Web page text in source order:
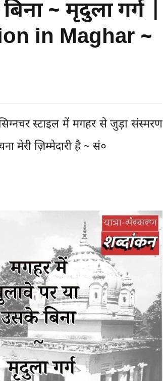
~ मृदुला गर्ग |
in Maghar ~
स्टाइल में मगहर से जुड़ा संस्मरण
ज़िम्मेदारी है ~ सं०